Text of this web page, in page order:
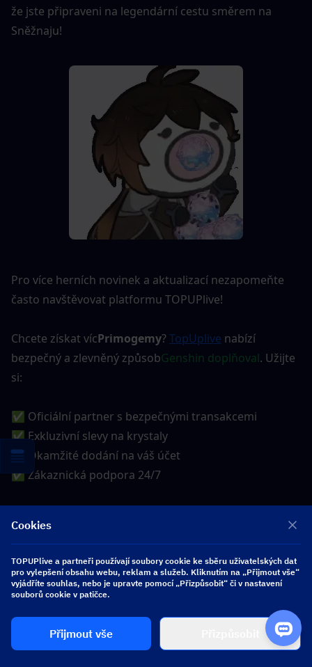
že jste připraveni na legendární cestu směrem na
Sněžnaju!
Pro více herních novinek a aktualizací nezapomeňte
často navštěvovat platformu TOPUPlive!
Chcete získat vícPrimogemy?TopUplive nabízí
bezpečný a zlevněný způsobGenshin doplňoval. Užijte
si:
✅ Oficiální partner s bezpečnými transakcemi
✅ Exkluzivní slevy na krystaly
✅ Okamžité dodání na váš účet
✅ Zákaznická podpora 24/7
doplňky
mimo všechny hry (pro uživatele uživatelů)
Ušetřete!
Cookies
TOPUPlive a partneři používají soubory cookie ke sběru uživatelských dat
pro vylepšení obsahu webu, reklam a služeb. Kliknutím na „Přijmout vše“
vyjádříte souhlas, nebo je upravte pomocí „Přizpůsobit“ či v nastavení
souborů cookie v patičce.
Přijmout vše